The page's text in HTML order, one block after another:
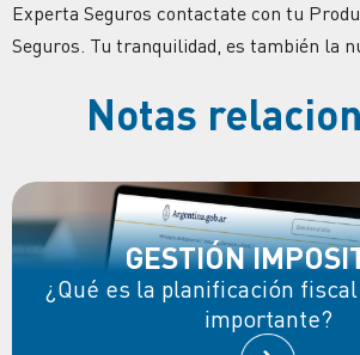
Experta Seguros contactate con tu
Seguros. Tu tranquilidad, es también la
Notas
GESTIÓN
¿Qué es la planificación
importante?